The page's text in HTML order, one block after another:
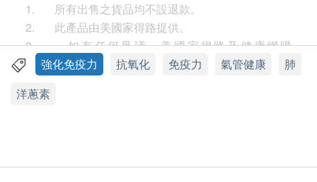
包裝
60粒
特性及功效
含洋蔥素及綠茶精華，提供多種抗氧化物，包括生
1. 所有出售之貨品均不設退款。
2. 此產品由美國家得路提供。
3. 如有任何爭議，美國家得路及健康網購
health.ESDlife保留最終決議權。
送貨
強化免疫力 抗氧化 免疫力 氣管健康
肺
洋蔥素